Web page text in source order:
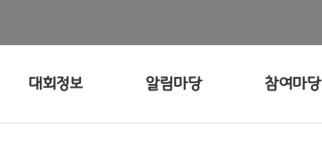
대회정보 알림마당 참여마당